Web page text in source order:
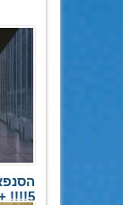
5!!!! + יום הולדת לקבוצה